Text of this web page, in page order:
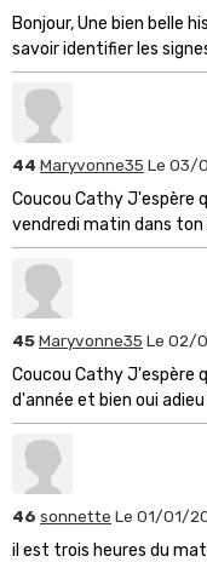
Bonjour, Une bien belle
savoir identifier les
44 Maryvonne35 Le 03/
Coucou Cathy J'espère
vendredi matin dans ton
45Maryvonne35 Le 02/
Coucou Cathy J'espère
d'année et bien oui
46 sonnette Le 01/01/
il est trois heures du